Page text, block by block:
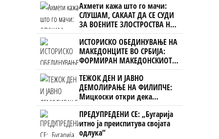
Ахмети кажа што го мачи:
СЛУШАМ, САКААТ ДА СЕ СУДИ
ЗА ВОЕНИТЕ ЗЛОСТРОСТВА НА
УЧК...
ИСТОРИСКО ОБЕДИНУВАЊЕ НА
МАКЕДОНЦИТЕ ВО СРБИЈА:
ФОРМИРАН МАКЕДОНСКИОТ
НАЦИОНАЛЕН СОЈУЗ
ТЕЖОК ДЕН И ЈАВНО
ДЕМОЛИРАЊЕ НА ФИЛИПЧЕ:
Мицкоски откри дека
човекот појма нема од
ништо, освен за кеш
ПРЕДУПРЕДЕНИ СЕ: „Бугарија
итно ја преиспитува својата
одлука“